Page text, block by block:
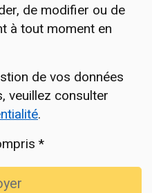
de modifier ou de
à tout moment en
de vos données
veuillez consulter
.
*